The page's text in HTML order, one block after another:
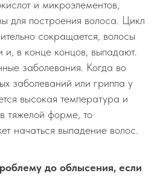
и микроэлементов,
для построения волоса. Цикл
сокращается, волосы
и, в конце концов, выпадают.
заболевания. Когда во
заболеваний или гриппа у
высокая температура и
тяжелой форме, то
начаться выпадение волос.
до облысения, если